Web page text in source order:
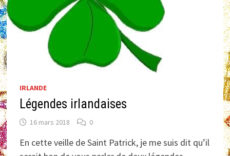
IRLANDE
Légendes irlandaises
16 mars 2018 0
En cette veille de Saint Patrick, je me suis dit qu’il